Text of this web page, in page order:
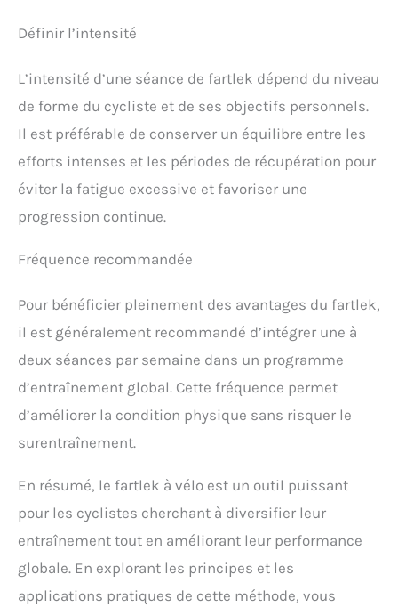
Définir l’intensité
L’intensité d’une séance de fartlek dépend du niveau
de forme du cycliste et de ses objectifs personnels.
Il est préférable de conserver un équilibre entre les
efforts intenses et les périodes de récupération pour
éviter la fatigue excessive et favoriser une
progression continue.
Fréquence recommandée
Pour bénéficier pleinement des avantages du fartlek,
il est généralement recommandé d’intégrer une à
deux séances par semaine dans un programme
d’entraînement global. Cette fréquence permet
d’améliorer la condition physique sans risquer le
surentraînement.
En résumé, le fartlek à vélo est un outil puissant
pour les cyclistes cherchant à diversifier leur
entraînement tout en améliorant leur performance
globale. En explorant les principes et les
applications pratiques de cette méthode, vous